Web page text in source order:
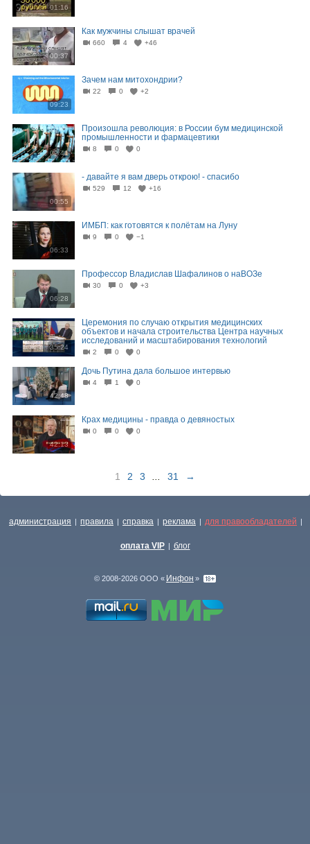
01:16
00:37
Как мужчины слышат врачей
660 4 +46
09:23
Зачем нам митохондрии?
22 0 +2
09:41
Произошла революция: в России бум медицинской
промышленности и фармацевтики
8 0 0
00:55
- давайте я вам дверь открою! - спасибо
529 12 +16
06:33
ИМБП: как готовятся к полётам на Луну
9 0 −1
06:28
Профессор Владислав Шафалинов о наВОЗе
30 0 +3
35:24
Церемония по случаю открытия медицинских
объектов и начала строительства Центра научных
исследований и масштабирования технологий
2 0 0
42:48
Дочь Путина дала большое интервью
4 1 0
42:13
Крах медицины - правда о девяностых
0 0 0
1 2 3 31 →
администрация | правила | справка | реклама | для правообладателей |
оплата VIP | блог
© 2008-2026 ООО « Инфон »